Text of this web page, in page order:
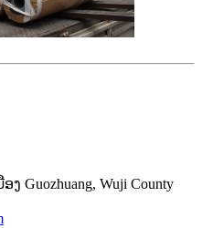
Guozhuang, Wuji County